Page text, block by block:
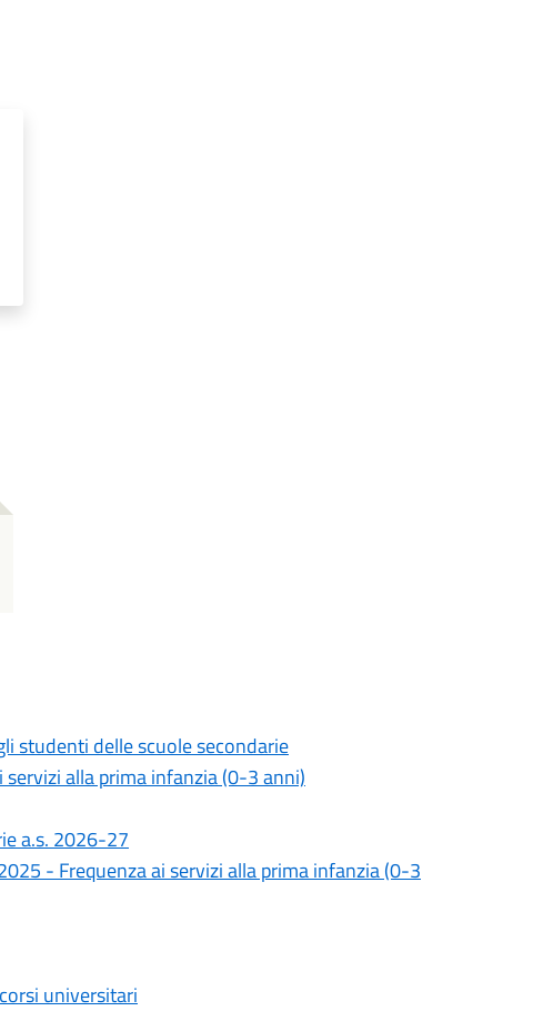
studenti delle scuole secondarie
alla prima infanzia (0-3 anni)
a.s. 2026-27
- Frequenza ai servizi alla prima infanzia (0-3
universitari